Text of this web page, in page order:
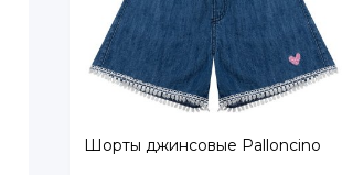
Шорты джинсовые Palloncino